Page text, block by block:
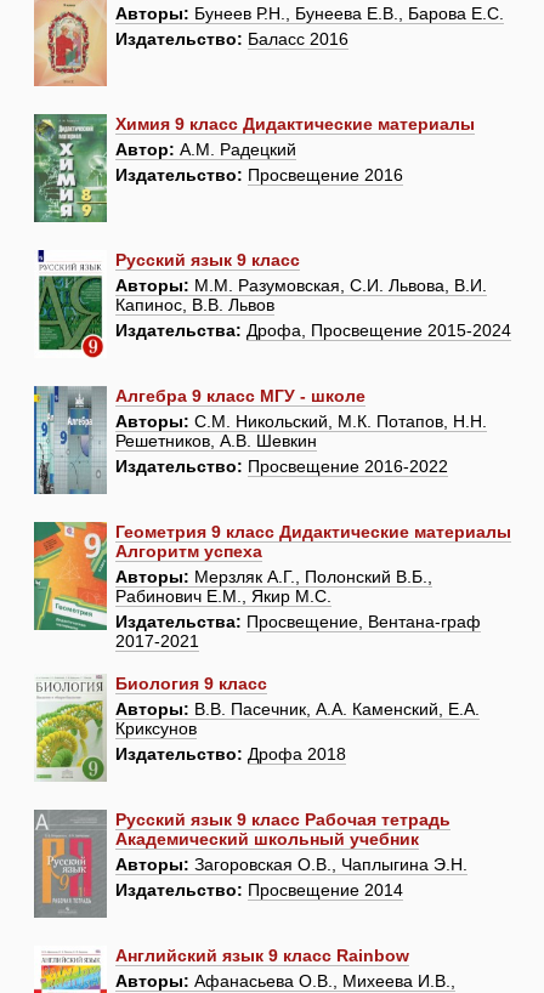
Авторы: Бунеев Р.Н., Бунеева Е.В., Барова Е.С.
Издательство: Баласс 2016
Химия 9 класс Дидактические материалы
Автор: А.М. Радецкий
Издательство: Просвещение 2016
Русский язык 9 класс
Авторы: М.М. Разумовская, С.И. Львова, В.И.
Капинос, В.В. Львов
Издательства: Дрофа, Просвещение 2015-2024
Алгебра 9 класс МГУ - школе
Авторы: С.М. Никольский, М.К. Потапов, Н.Н.
Решетников, А.В. Шевкин
Издательство: Просвещение 2016-2022
Геометрия 9 класс Дидактические материалы
Алгоритм успеха
Авторы: Мерзляк А.Г., Полонский В.Б.,
Рабинович Е.М., Якир М.С.
Издательства: Просвещение, Вентана-граф
2017-2021
Биология 9 класс
Авторы: В.В. Пасечник, А.А. Каменский, Е.А.
Криксунов
Издательство: Дрофа 2018
Русский язык 9 класс Рабочая тетрадь
Академический школьный учебник
Авторы: Загоровская О.В., Чаплыгина Э.Н.
Издательство: Просвещение 2014
Английский язык 9 класс Rainbow
Авторы: Афанасьева О.В., Михеева И.В.,